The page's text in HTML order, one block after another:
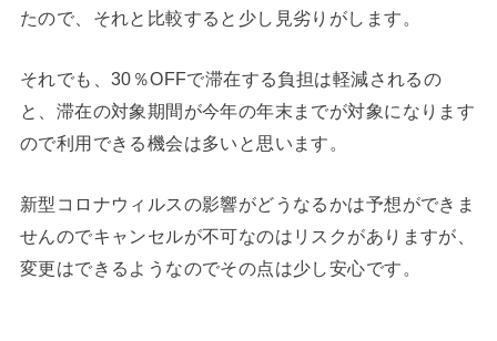
たので、それと比較すると少し見劣りがします。
それでも、30％OFFで滞在する負担は軽減されるの
と、滞在の対象期間が今年の年末までが対象になります
ので利用できる機会は多いと思います。
新型コロナウィルスの影響がどうなるかは予想ができま
せんのでキャンセルが不可なのはリスクがありますが、
変更はできるようなのでその点は少し安心です。